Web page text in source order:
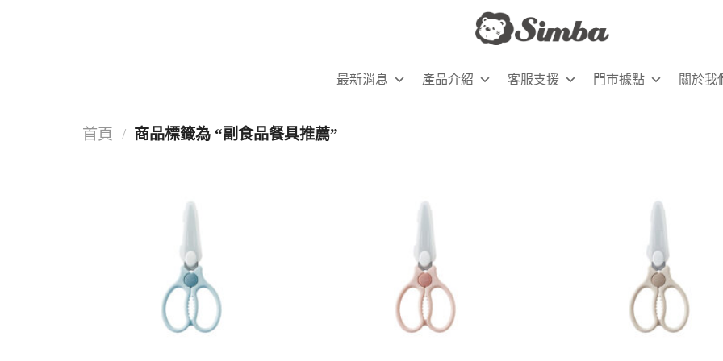
最新消息 產品介紹 客服支援 門市據點 關於我
首頁 / 商品標籤為 “副食品餐具推薦”